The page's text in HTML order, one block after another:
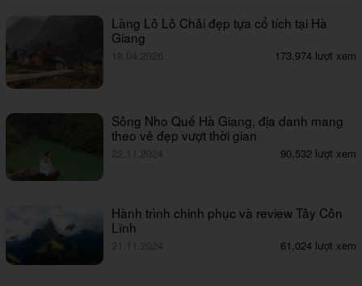
Làng Lô Lô Chải đẹp tựa cổ tích tại Hà
Giang
18.04.2026 173,974 lượt xem
Sông Nho Quế Hà Giang, địa danh mang
theo vẻ đẹp vượt thời gian
22.11.2024 90,532 lượt xem
Hành trình chinh phục và review Tây Côn
Lĩnh
21.11.2024 61,024 lượt xem